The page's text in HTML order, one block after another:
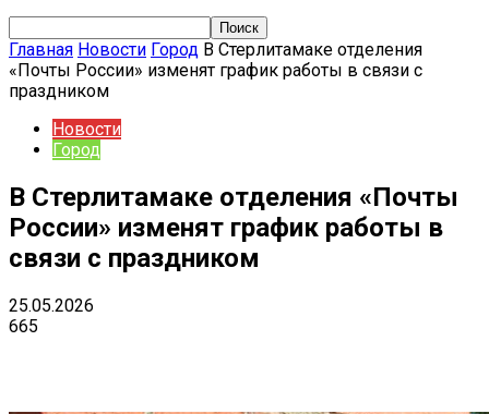
Главная Новости Город В Стерлитамаке отделения
«Почты России» изменят график работы в связи с
праздником
Новости
Город
В Стерлитамаке отделения «Почты
России» изменят график работы в
связи с праздником
25.05.2026
665